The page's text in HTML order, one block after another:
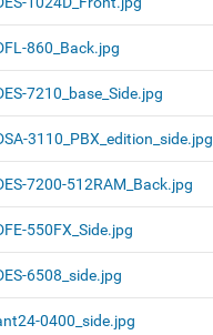
860_Back.jpg
7210_base_Side.jpg
3110_PBX_edition_side.jpg
7200-512RAM_Back.jpg
550FX_Side.jpg
6508_side.jpg
0400_side.jpg